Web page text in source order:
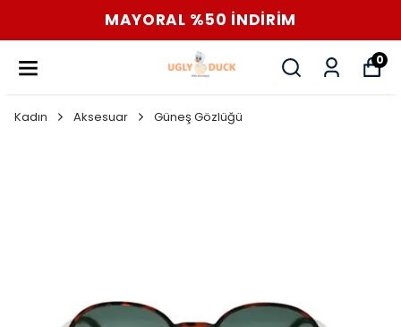
MAYORAL %50 İNDİRİM
0
Kadın Aksesuar Güneş Gözlüğü